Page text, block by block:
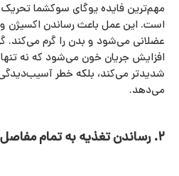
مهم‌ترین فایده یوگای سوکشما
است. این عمل باعث رساندن اکسیژن
عضلانی می‌شود و بدن را گرم می‌کند.
افزایش جریان خون می‌شود که نه‌
شدیدتر می‌کند، بلکه خطر
می‌دهد.
۲. رساندن تغذیه به تمام مفاصل